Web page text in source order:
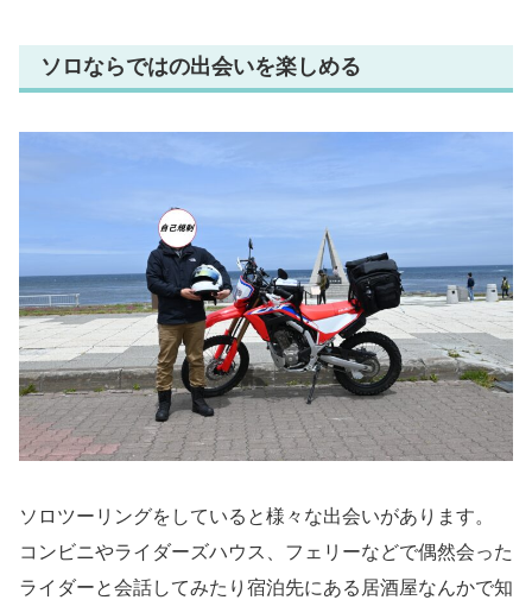
ソロならではの出会いを楽しめる
ソロツーリングをしていると様々な出会いがあります。
コンビニやライダーズハウス、フェリーなどで偶然会った
ライダーと会話してみたり宿泊先にある居酒屋なんかで知